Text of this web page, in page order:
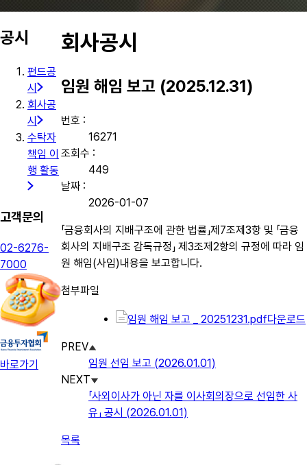
공시
펀드공
시
회사공
시
수탁자
책임 이
행 활동
고객문의
02-6276-
7000
바로가기
회사공시
임원 해임 보고 (2025.12.31)
번호 :
16271
조회수 :
449
날짜 :
2026-01-07
「금융회사의 지배구조에 관한 법률」제7조제3항 및 「금융
회사의 지배구조 감독규정」 제3조제2항의 규정에 따라 임
원 해임(사임)내용을 보고합니다.
첨부파일
임원 해임 보고 _ 20251231.pdf다운로드
PREV
임원 선임 보고 (2026.01.01)
NEXT
「사외이사가 아닌 자를 이사회의장으로 선임한 사
유」 공시 (2026.01.01)
목록